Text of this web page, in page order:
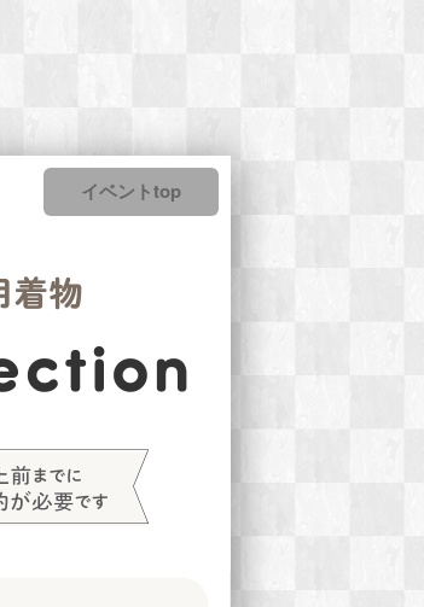
イベントtop